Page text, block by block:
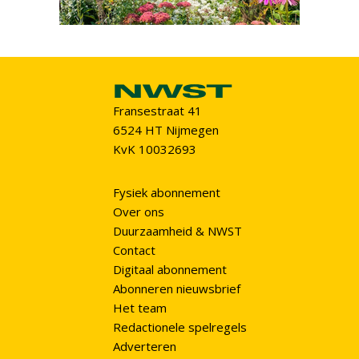
Fransestraat 41
6524 HT Nijmegen
KvK 10032693
Fysiek abonnement
Over ons
Duurzaamheid & NWST
Contact
Digitaal abonnement
Abonneren nieuwsbrief
Het team
Redactionele spelregels
Adverteren